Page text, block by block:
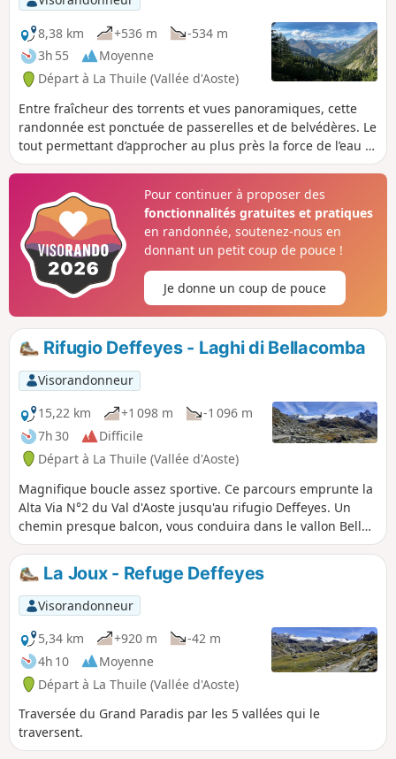
8,38 km
+536 m
-534 m
3h 55
Moyenne
Départ à La Thuile (Vallée d'Aoste)
Entre fraîcheur des torrents et vues panoramiques, cette
randonnée est ponctuée de passerelles et de belvédères. Le
tout permettant d’approcher au plus près la force de l’eau et
d’admirer des panoramas alpins grandioses.
Pour continuer à proposer des
fonctionnalités gratuites et pratiques
en randonnée, soutenez-nous en
donnant un petit coup de pouce !
Je donne un coup de pouce
Rifugio Deffeyes - Laghi di Bellacomba
Visorandonneur
15,22 km
+1 098 m
-1 096 m
7h 30
Difficile
Départ à La Thuile (Vallée d'Aoste)
Magnifique boucle assez sportive. Ce parcours emprunte la
Alta Via N°2 du Val d'Aoste jusqu'au rifugio Deffeyes. Un
chemin presque balcon, vous conduira dans le vallon Bella
Comba où se nichent deux superbes lacs. Lors de la montée
au refuge, vous découvrirez de nombreux points de vues
sur le massif du Mont Blanc, versant italien. Changement
de décor au refuge, où le glacier du Ruitor vous
accompagnera jusqu'au Lago dei Seracchi.
La Joux - Refuge Deffeyes
Visorandonneur
5,34 km
+920 m
-42 m
4h 10
Moyenne
Départ à La Thuile (Vallée d'Aoste)
Traversée du Grand Paradis par les 5 vallées qui le
traversent.